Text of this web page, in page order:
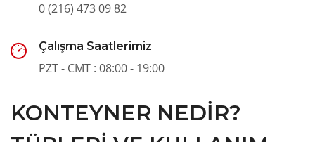
0 (216) 473 09 82
Çalışma Saatlerimiz
PZT - CMT : 08:00 - 19:00
KONTEYNER NEDIR?